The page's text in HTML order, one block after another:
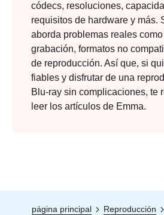
códecs, resoluciones,
requisitos de hardware y más.
aborda problemas reales
grabación, formatos no
de reproducción. Así que, si
fiables y disfrutar de una
Blu-ray sin complicaciones, te
leer los artículos de Emma.
página principal Reproducción